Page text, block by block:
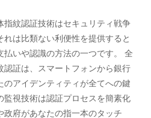
紋認証技術はセキュリティ戦争
は比類ない利便性を提供すると
いや認識の方法の一つです。 全
認証は、スマートフォンから銀行
アイデンティティが全てへの鍵
監視技術は認証プロセスを簡素化
政府があなたの指一本のタッチ